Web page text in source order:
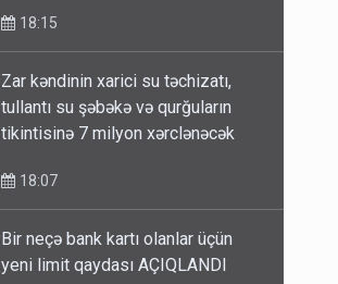
18:15
Zar kəndinin xarici su təchizatı,
tullantı su şəbəkə və qurğuların
tikintisinə 7 milyon xərclənəcək
18:07
Bir neçə bank kartı olanlar üçün
yeni limit qaydası AÇIQLANDI